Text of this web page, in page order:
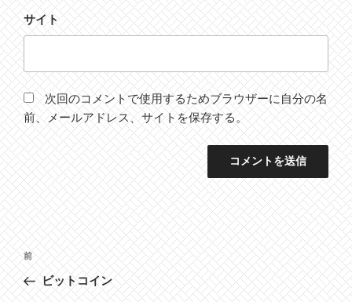
サイト
次回のコメントで使用するためブラウザーに自分の名
前、メールアドレス、サイトを保存する。
投
稿
ナ
前
の
投
前
ビットコイン